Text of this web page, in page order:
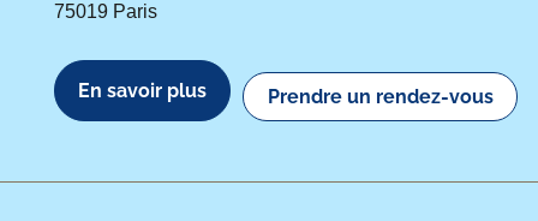
75019 Paris
En savoir plus Prendre un rendez-vous